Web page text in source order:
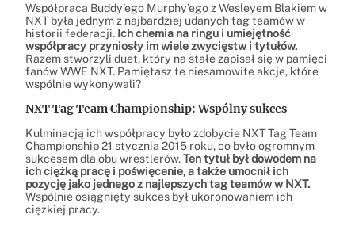
Współpraca Buddy’ego Murphy’ego z Wesleyem Blakiem w
NXT była jednym z najbardziej udanych tag teamów w
historii federacji. Ich chemia na ringu i umiejętność
współpracy przyniosły im wiele zwycięstw i tytułów.
Razem stworzyli duet, który na stałe zapisał się w pamięci
fanów WWE NXT. Pamiętasz te niesamowite akcje, które
wspólnie wykonywali?
NXT Tag Team Championship: Wspólny sukces
Kulminacją ich współpracy było zdobycie NXT Tag Team
Championship 21 stycznia 2015 roku, co było ogromnym
sukcesem dla obu wrestlerów.Ten tytuł był dowodem na
ich ciężką pracę i poświęcenie, a także umocnił ich
pozycję jako jednego z najlepszych tag teamów w NXT.
Wspólnie osiągnięty sukces był ukoronowaniem ich
ciężkiej pracy.